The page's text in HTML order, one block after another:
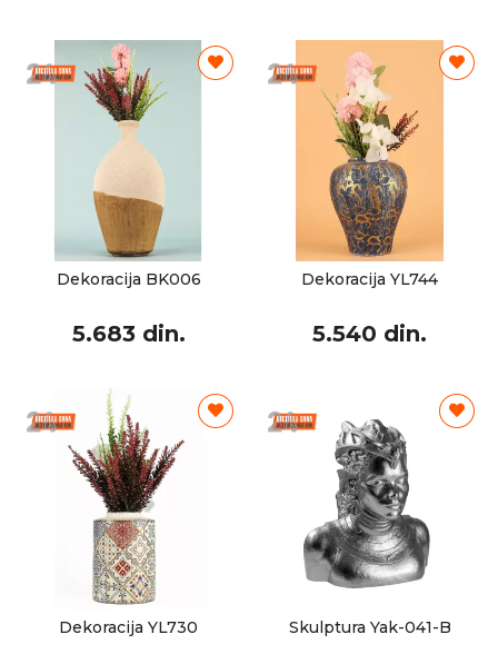
Dekoracija BK006
5.683 din.
Dekoracija YL744
5.540 din.
Dekoracija YL730 Skulptura Yak-041-B